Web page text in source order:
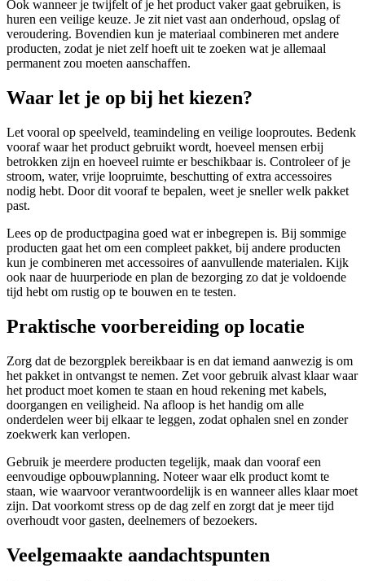
Ook wanneer je twijfelt of je het product vaker gaat gebruiken, is
huren een veilige keuze. Je zit niet vast aan onderhoud, opslag of
veroudering. Bovendien kun je materiaal combineren met andere
producten, zodat je niet zelf hoeft uit te zoeken wat je allemaal
permanent zou moeten aanschaffen.
Waar let je op bij het kiezen?
Let vooral op speelveld, teamindeling en veilige looproutes. Bedenk
vooraf waar het product gebruikt wordt, hoeveel mensen erbij
betrokken zijn en hoeveel ruimte er beschikbaar is. Controleer of je
stroom, water, vrije loopruimte, beschutting of extra accessoires
nodig hebt. Door dit vooraf te bepalen, weet je sneller welk pakket
past.
Lees op de productpagina goed wat er inbegrepen is. Bij sommige
producten gaat het om een compleet pakket, bij andere producten
kun je combineren met accessoires of aanvullende materialen. Kijk
ook naar de huurperiode en plan de bezorging zo dat je voldoende
tijd hebt om rustig op te bouwen en te testen.
Praktische voorbereiding op locatie
Zorg dat de bezorgplek bereikbaar is en dat iemand aanwezig is om
het pakket in ontvangst te nemen. Zet voor gebruik alvast klaar waar
het product moet komen te staan en houd rekening met kabels,
doorgangen en veiligheid. Na afloop is het handig om alle
onderdelen weer bij elkaar te leggen, zodat ophalen snel en zonder
zoekwerk kan verlopen.
Gebruik je meerdere producten tegelijk, maak dan vooraf een
eenvoudige opbouwplanning. Noteer waar elk product komt te
staan, wie waarvoor verantwoordelijk is en wanneer alles klaar moet
zijn. Dat voorkomt stress op de dag zelf en zorgt dat je meer tijd
overhoudt voor gasten, deelnemers of bezoekers.
Veelgemaakte aandachtspunten